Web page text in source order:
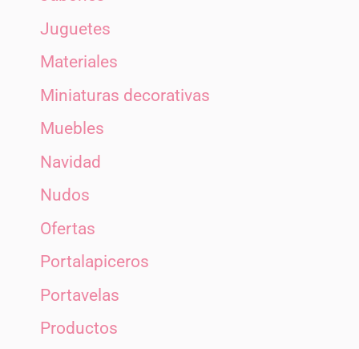
Juguetes
Materiales
Miniaturas decorativas
Muebles
Navidad
Nudos
Ofertas
Portalapiceros
Portavelas
Productos